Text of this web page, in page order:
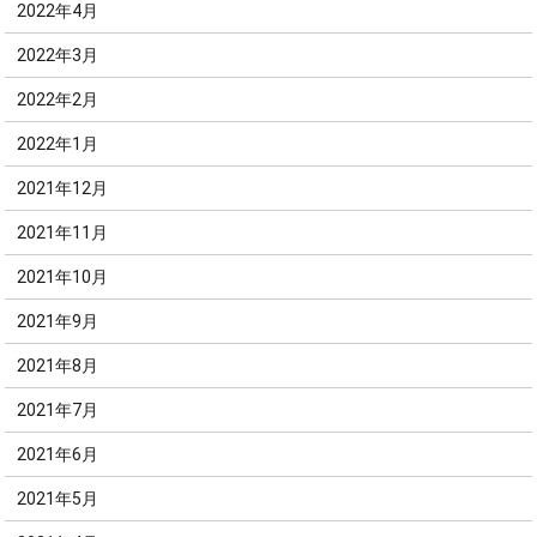
2022年4月
2022年3月
2022年2月
2022年1月
2021年12月
2021年11月
2021年10月
2021年9月
2021年8月
2021年7月
2021年6月
2021年5月